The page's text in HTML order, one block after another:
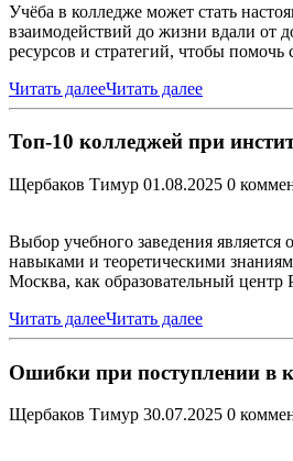
Учёба в колледже может стать
взаимодействий до жизни вдали от
ресурсов и стратегий, чтобы
Читать далееЧитать далее
Топ-10 колледжей при
Щербаков Тимур 01.08.2025 0
Выбор учебного заведения
навыками и теоретическими
Москва, как образовательный
Читать далееЧитать далее
Ошибки при поступлении в
Щербаков Тимур 30.07.2025 0